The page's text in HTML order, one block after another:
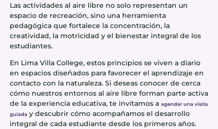
Las actividades al aire libre no solo representan un
espacio de recreación, sino una herramienta
pedagógica que fortalece la concentración, la
creatividad, la motricidad y el bienestar integral de los
estudiantes.
En Lima Villa College, estos principios se viven a diario
en espacios diseñados para favorecer el aprendizaje en
contacto con la naturaleza. Si deseas conocer de cerca
cómo nuestros entornos al aire libre forman parte activa
de la experiencia educativa, te invitamos a agendar una visita
guiada y descubrir cómo acompañamos el desarrollo
integral de cada estudiante desde los primeros años.